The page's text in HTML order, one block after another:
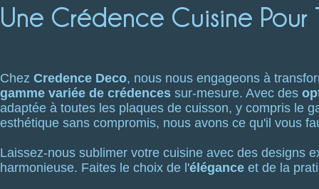
Une Crédence Cuisine Pour
Chez Credence Deco, nous nous engageons à
gamme variée de crédences sur-mesure. Avec des
adaptée à toutes les plaques de cuisson, y compris le
esthétique sans compromis, nous avons ce qu'il vous
Laissez-nous sublimer votre cuisine avec des designs
harmonieuse. Faites le choix de l'élégance et de la